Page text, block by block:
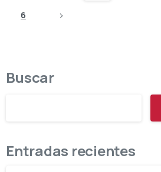
6
Buscar
Entradas recientes